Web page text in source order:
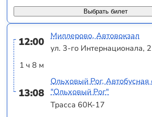
Выбрать билет
12:00
1 ч 8 м
13:08
Миллерово, Автовокзал
ул. 3-го Интернационала, 2
Ольховый Рог, Автобусная
"Ольховый Рог"
Трасса 60К-17